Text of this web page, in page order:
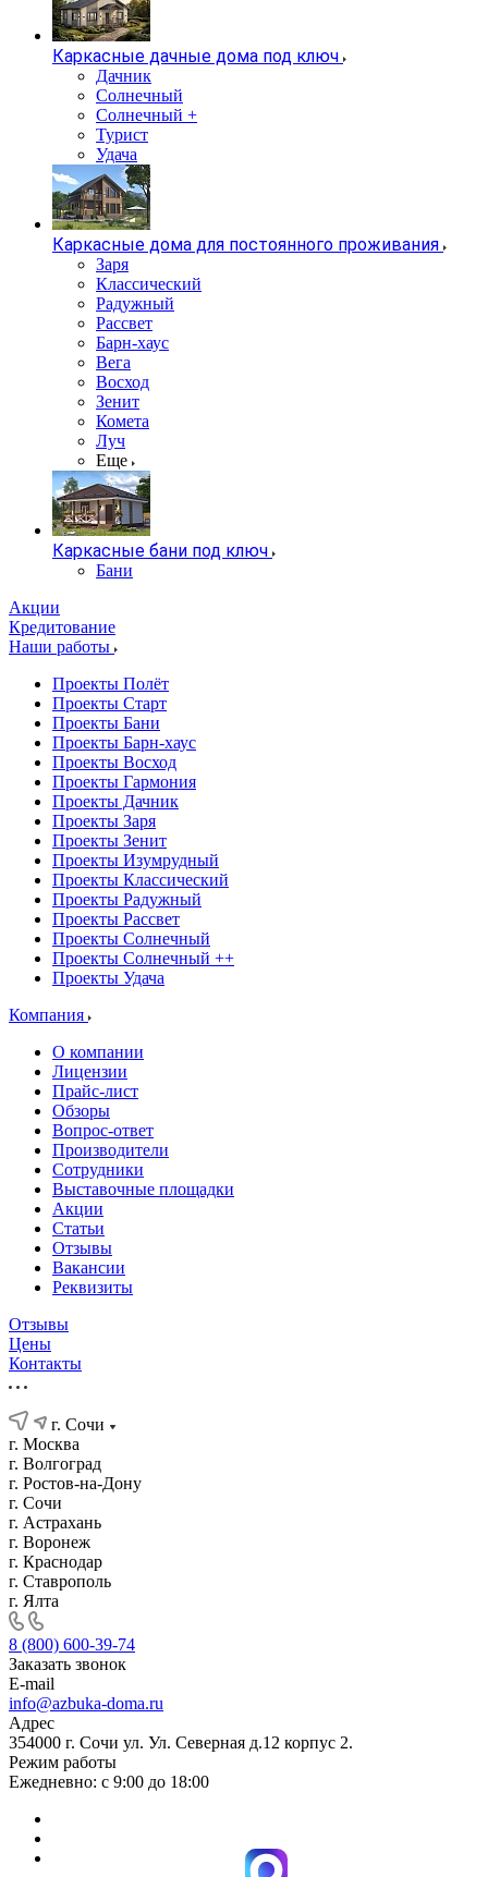
Каркасные дачные дома под ключ
Дачник
Солнечный
Солнечный +
Турист
Удача
Каркасные дома для постоянного проживания
Заря
Классический
Радужный
Рассвет
Барн-хаус
Вега
Восход
Зенит
Комета
Луч
Еще
Каркасные бани под ключ
Бани
Акции
Кредитование
Наши работы
Проекты Полёт
Проекты Старт
Проекты Бани
Проекты Барн-хаус
Проекты Восход
Проекты Гармония
Проекты Дачник
Проекты Заря
Проекты Зенит
Проекты Изумрудный
Проекты Классический
Проекты Радужный
Проекты Рассвет
Проекты Солнечный
Проекты Солнечный ++
Проекты Удача
Компания
О компании
Лицензии
Прайс-лист
Обзоры
Вопрос-ответ
Производители
Сотрудники
Выставочные площадки
Акции
Статьи
Отзывы
Вакансии
Реквизиты
Отзывы
Цены
Контакты
г. Сочи
г. Москва
г. Волгоград
г. Ростов-на-Дону
г. Сочи
г. Астрахань
г. Воронеж
г. Краснодар
г. Ставрополь
г. Ялта
8 (800) 600-39-74
Заказать звонок
E-mail
info@azbuka-doma.ru
Адрес
354000 г. Сочи ул. Ул. Северная д.12 корпус 2.
Режим работы
Ежедневно: с 9:00 до 18:00